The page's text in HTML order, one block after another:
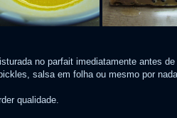
no parfait imediatamente antes
salsa em folha ou mesmo por
qualidade.